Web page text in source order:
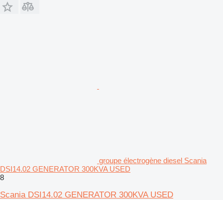
groupe électrogène diesel Scania
DSI14.02 GENERATOR 300KVA USED
8
Scania DSI14.02 GENERATOR 300KVA USED